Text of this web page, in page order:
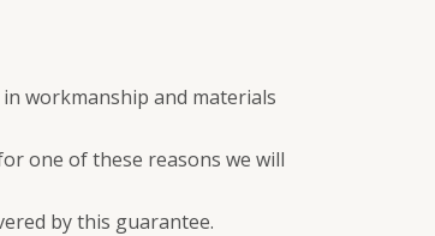
workmanship and materials
one of these reasons we will
by this guarantee.